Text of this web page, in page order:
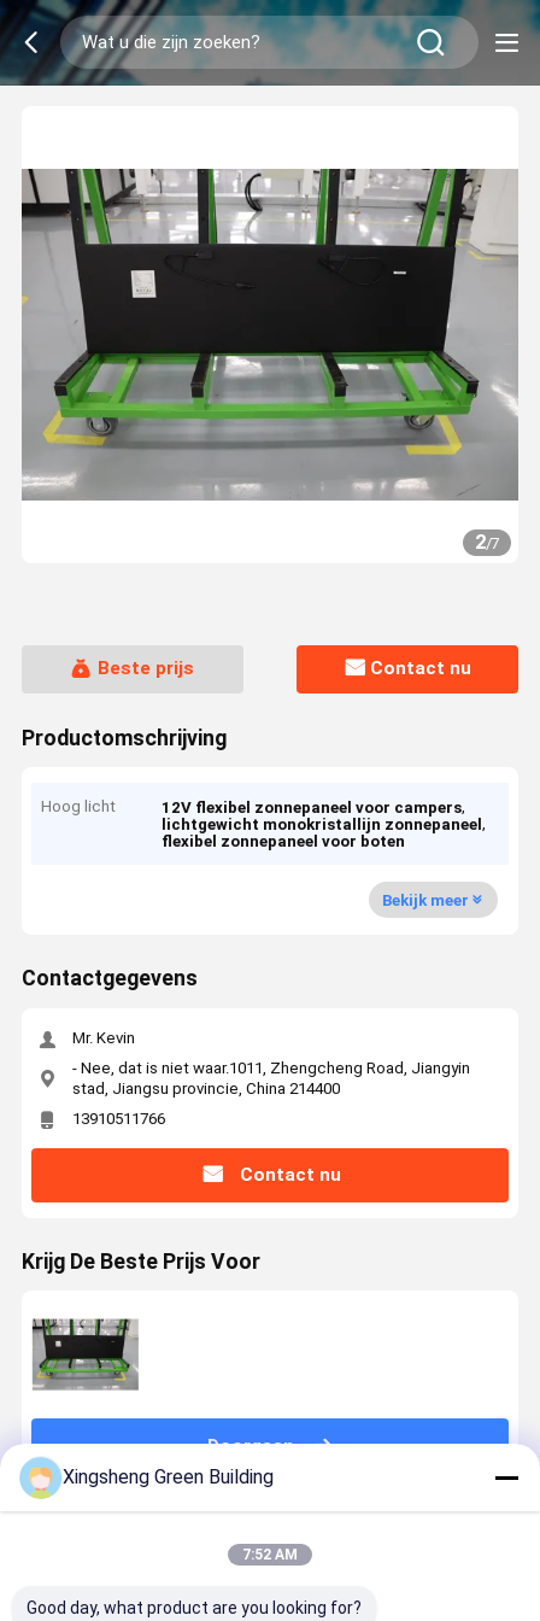
2/7
Beste prijs Contact nu
Productomschrijving
Hoog licht 12V flexibel zonnepaneel voor campers,
lichtgewicht monokristallijn zonnepaneel,
flexibel zonnepaneel voor boten
Bekijk meer
Contactgegevens
Mr. Kevin
- Nee, dat is niet waar.1011, Zhengcheng Road, Jiangyin
stad, Jiangsu provincie, China 214400
13910511766
Contact nu
Krijg De Beste Prijs Voor
Doorgaan
Xingsheng Green Building
7:52 AM
Good day, what product are you looking for?